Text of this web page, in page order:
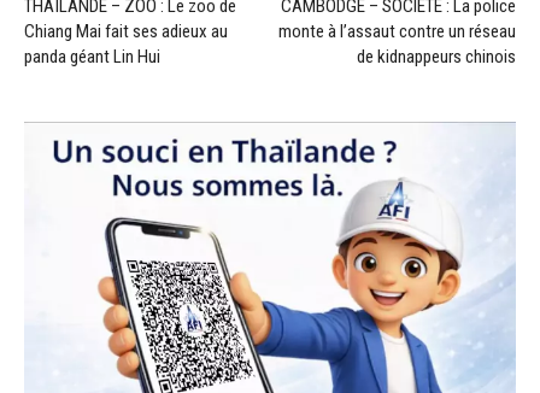
THAÏLANDE – ZOO : Le zoo de
Chiang Mai fait ses adieux au
panda géant Lin Hui
CAMBODGE – SOCIÉTÉ : La police
monte à l’assaut contre un réseau
de kidnappeurs chinois